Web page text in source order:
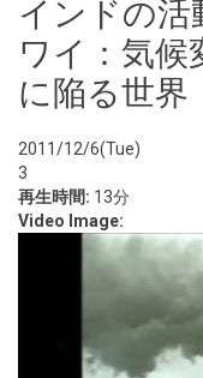
インドの活
ワイ：気候
に陥る世界
2011/12/6(Tue)
3
再生時間: 13分
Video Image: